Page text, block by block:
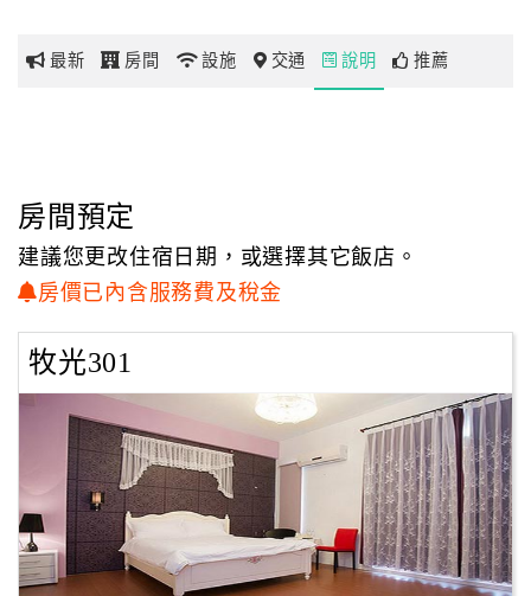
玩
地
圖
顧
務
滿
意
度
最新 房間 設施 交通 說明 推薦
房間預定
建議您更改住宿日期，或選擇其它飯店。
房價已內含服務費及稅金
牧光301